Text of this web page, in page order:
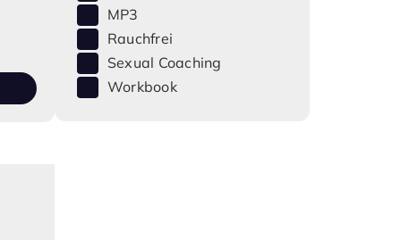
MP3
Rauchfrei
Sexual Coaching
Workbook